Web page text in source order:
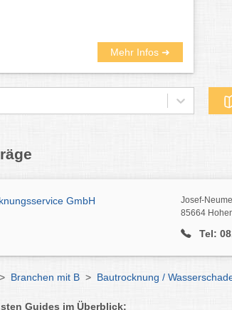
Mehr Infos ➜
GmbH
Josef-
85664
Tel:
> Branchen mit B > Bautrocknung /
Guides im Überblick: